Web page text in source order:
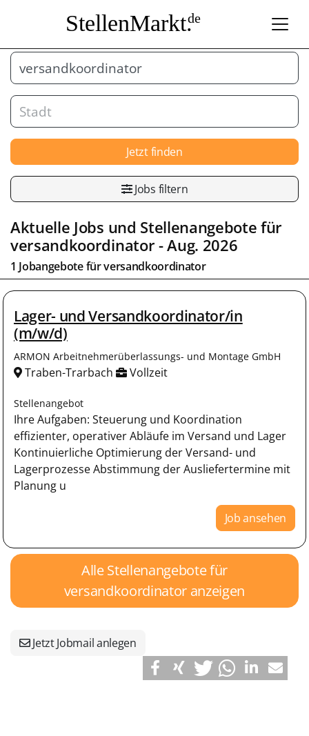
StellenMarkt.de
Jetzt finden
Jobs filtern
Aktuelle Jobs und Stellenangebote für
versandkoordinator - Aug. 2026
1 Jobangebote für versandkoordinator
Lager- und Versandkoordinator/in
(m/w/d)
ARMON Arbeitnehmerüberlassungs- und Montage GmbH
Traben-Trarbach Vollzeit
Stellenangebot
Ihre Aufgaben: Steuerung und Koordination
effizienter, operativer Abläufe im Versand und Lager
Kontinuierliche Optimierung der Versand- und
Lagerprozesse Abstimmung der Ausliefertermine mit
Planung u
Job ansehen
Alle Stellenangebote für
versandkoordinator anzeigen
Jetzt Jobmail anlegen